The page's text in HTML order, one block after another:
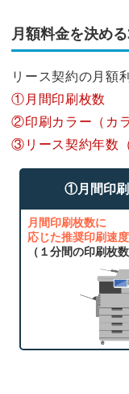
月額料金を決め
リース契約の月額
①月間印刷枚数
②印刷カラー（カ
③リース契約年数
①月間印
月間印刷枚数に
応じた推奨印刷速度
（１分間の印刷枚数